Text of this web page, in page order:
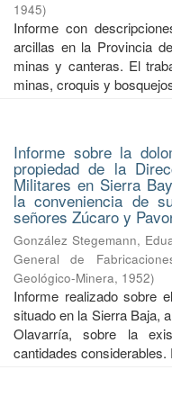
1945)
Informe con
arcillas en la Provincia
minas y canteras. El
minas, croquis y
Informe sobre la
propiedad de la
Militares en Sierra
la conveniencia de
señores Zúcaro y
González Stegemann,
General de
Geológico-Minera, 1952)
Informe realizado sobre
situado en la Sierra Baja,
Olavarría, sobre la
cantidades considerables.